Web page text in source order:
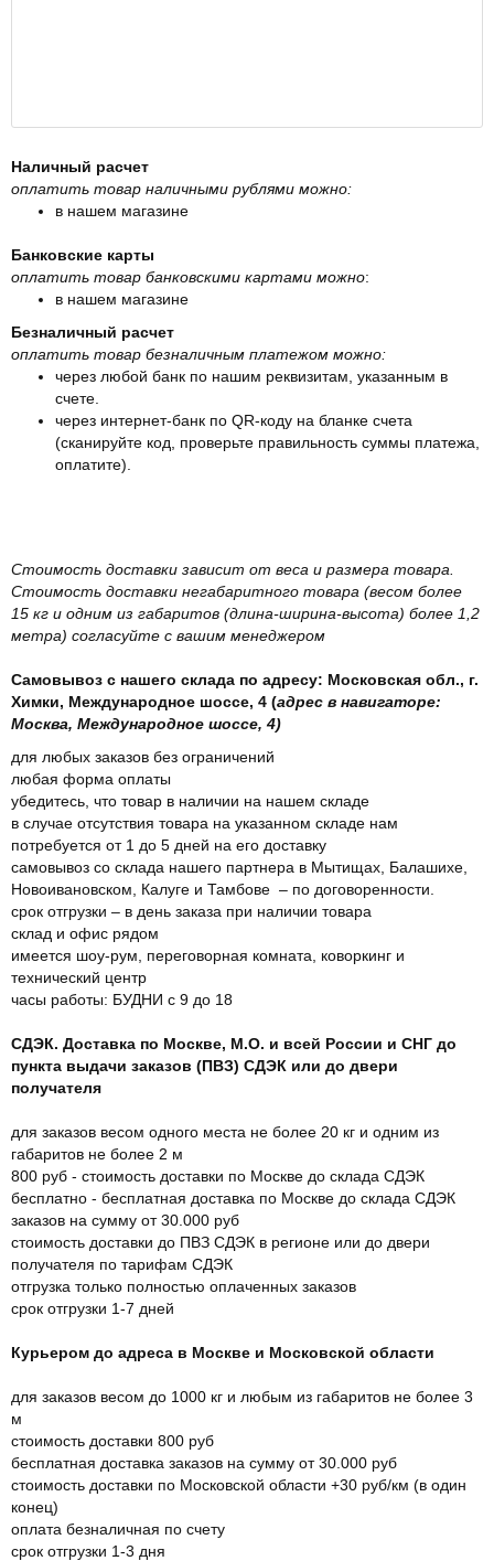
Наличный расчет
оплатить товар наличными рублями можно:
в нашем магазине
Банковские карты
оплатить товар банковскими картами можно:
в нашем магазине
Безналичный расчет
оплатить товар безналичным платежом можно:
через любой банк по нашим реквизитам, указанным в
счете.
через интернет-банк по QR-коду на бланке счета
(сканируйте код, проверьте правильность суммы платежа,
оплатите).
Стоимость доставки зависит от веса и размера товара.
Стоимость доставки негабаритного товара (весом более
15 кг и одним из габаритов (длина-ширина-высота) более 1,2
метра) согласуйте с вашим менеджером
Самовывоз с нашего склада по адресу: Московская обл., г.
Химки, Международное шоссе, 4 (адрес в навигаторе:
Москва, Международное шоссе, 4)
для любых заказов без ограничений
любая форма оплаты
убедитесь, что товар в наличии на нашем складе
в случае отсутствия товара на указанном складе нам
потребуется от 1 до 5 дней на его доставку
самовывоз со склада нашего партнера в Мытищах, Балашихе,
Новоивановском, Калуге и Тамбове – по договоренности.
срок отгрузки – в день заказа при наличии товара
склад и офис рядом
имеется шоу-рум, переговорная комната, коворкинг и
технический центр
часы работы: БУДНИ с 9 до 18
СДЭК. Доставка по Москве, М.О. и всей России и СНГ до
пункта выдачи заказов (ПВЗ) СДЭК или до двери
получателя
для заказов весом одного места не более 20 кг и одним из
габаритов не более 2 м
800 руб - стоимость доставки по Москве до склада СДЭК
бесплатно - бесплатная доставка по Москве до склада СДЭК
заказов на сумму от 30.000 руб
стоимость доставки до ПВЗ СДЭК в регионе или до двери
получателя по тарифам СДЭК
отгрузка только полностью оплаченных заказов
срок отгрузки 1-7 дней
Курьером до адреса в Москве и Московской области
для заказов весом до 1000 кг и любым из габаритов не более 3
м
стоимость доставки 800 руб
бесплатная доставка заказов на сумму от 30.000 руб
стоимость доставки по Московской области +30 руб/км (в один
конец)
оплата безналичная по счету
срок отгрузки 1-3 дня